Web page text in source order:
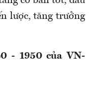
lược, tăng trưởng
- 1950 của VN-